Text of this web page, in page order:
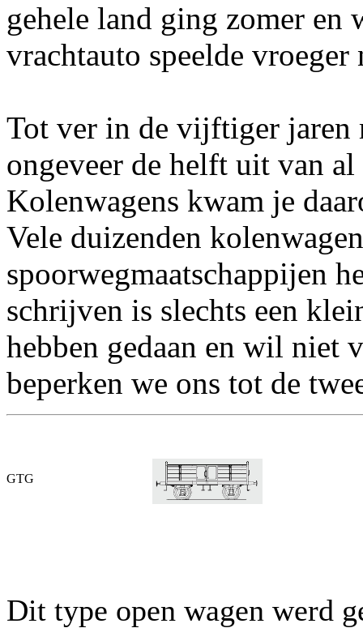
gehele land ging zomer
vrachtauto speelde
Tot ver in de vijftiger jaren
ongeveer de helft uit van
Kolenwagens kwam je
Vele duizenden
spoorwegmaatschappijen
schrijven is slechts een
hebben gedaan en wil
beperken we ons tot de
GTG
Dit type open wagen werd